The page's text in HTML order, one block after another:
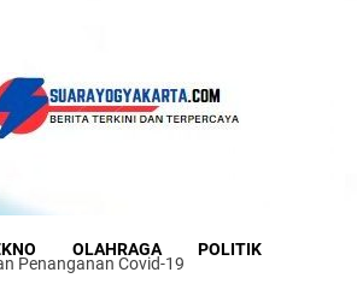
OLAHRAGA POLITIK
Penanganan Covid-19